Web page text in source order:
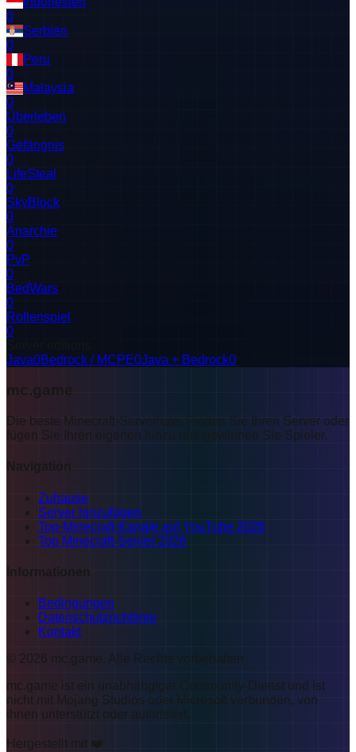
0
Serbien
0
Peru
0
Malaysia
0
Überleben
0
Gefängnis
0
LifeSteal
0
SkyBlock
0
Anarchie
0
PvP
0
BedWars
0
Rollenspiel
0
Java0Bedrock / MCPE0Java + Bedrock0
mc.game
Die beste Minecraft-Serverliste. Finden Sie Ihren Server oder
fügen Sie Ihren eigenen hinzu und gewinnen Sie Spieler.
Navigation
Zuhause
Server hinzufügen
Top-Minecraft-Kanäle auf YouTube 2026
Top Minecraft-Server 2026
Informationen
Bedingungen
Datenschutzrichtlinie
Kontakt
© 2026 mc.game . Alle Rechte vorbehalten
mc.game ist ein unabhängiger Community-Dienst und ist
nicht mit Mojang Studios oder Microsoft verbunden, von
ihnen unterstützt oder autorisiert.
Hergestellt mit ❤️